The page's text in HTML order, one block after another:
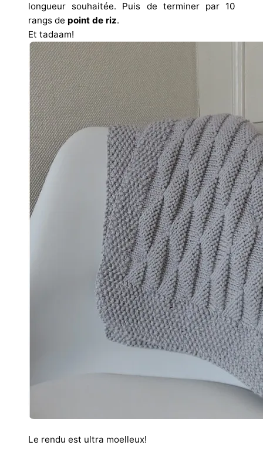
longueur souhaitée. Puis de terminer par 10
rangs de point de riz.
Et tadaam!
Le rendu est ultra moelleux!